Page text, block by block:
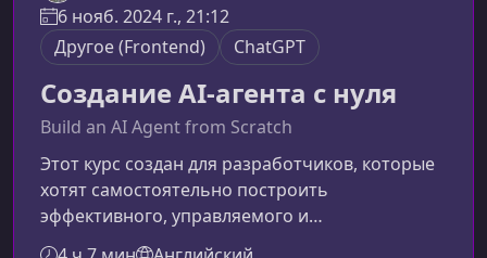
6 нояб. 2024 г., 21:12
Другое (Frontend)
ChatGPT
Создание AI-агента с нуля
Build an AI Agent from Scratch
Этот курс создан для разработчиков, которые
хотят самостоятельно построить
эффективного, управляемого и
масштабируемого AI‑агента с нуля. Материал